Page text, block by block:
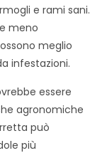
e rami sani.
meno
meglio
infestazioni.
essere
agronomiche
può
più